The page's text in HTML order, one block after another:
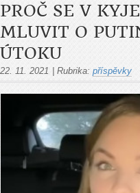
PROČ SE V
MLUVIT O
ÚTOKU
22. 11. 2021 Rubrika: příspěvky